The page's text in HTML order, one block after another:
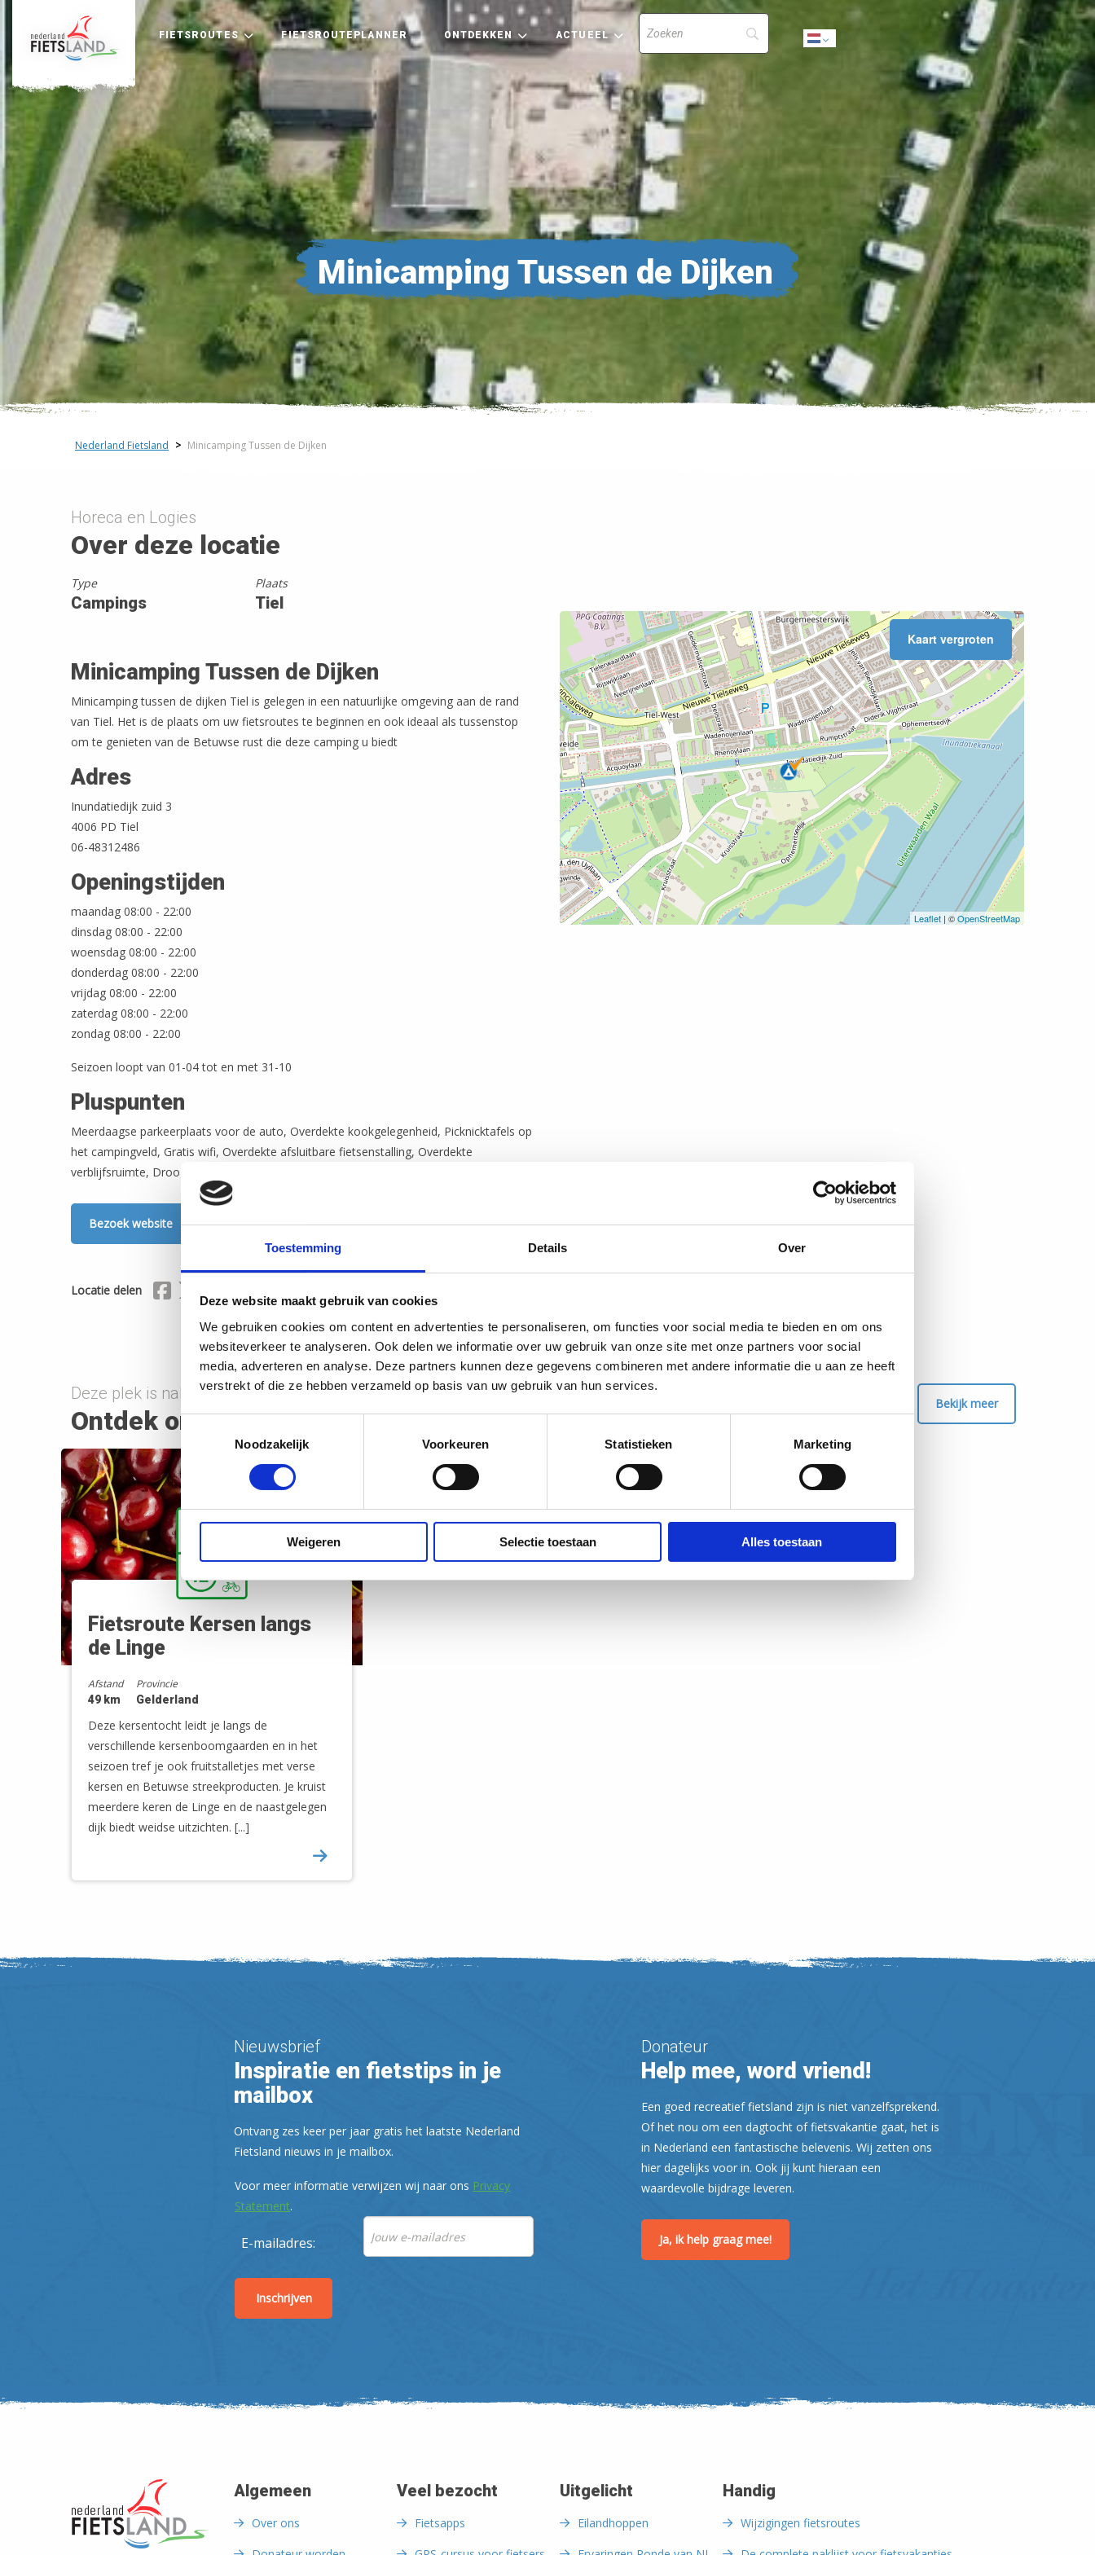
Toestemming Details Over
Deze website maakt gebruik van cookies
We gebruiken cookies om content en advertenties te personaliseren, om functies voor social media te bieden en om ons
websiteverkeer te analyseren. Ook delen we informatie over uw gebruik van onze site met onze partners voor social
media, adverteren en analyse. Deze partners kunnen deze gegevens combineren met andere informatie die u aan ze heeft
verstrekt of die ze hebben verzameld op basis van uw gebruik van hun services.
Noodzakelijk
Voorkeuren Statistieken Marketing
Weigeren Selectie toestaan Alles toestaan
FIETSROUTES FIETSROUTEPLANNER ONTDEKKEN ACTUEEL
Dutch
Minicamping Tussen de Dijken
Nederland Fietsland > Minicamping Tussen de Dijken
Horeca en Logies
Over deze locatie
Type
Campings
Plaats
Tiel
Minicamping Tussen de Dijken
Minicamping tussen de dijken Tiel is gelegen in een natuurlijke omgeving aan de rand
van Tiel. Het is de plaats om uw fietsroutes te beginnen en ook ideaal als tussenstop
om te genieten van de Betuwse rust die deze camping u biedt
Adres
Inundatiedijk zuid 3
4006 PD Tiel
06-48312486
Openingstijden
maandag 08:00 - 22:00
dinsdag 08:00 - 22:00
woensdag 08:00 - 22:00
donderdag 08:00 - 22:00
vrijdag 08:00 - 22:00
zaterdag 08:00 - 22:00
zondag 08:00 - 22:00
Seizoen loopt van 01-04 tot en met 31-10
Pluspunten
Meerdaagse parkeerplaats voor de auto, Overdekte kookgelegenheid, Picknicktafels op
het campingveld, Gratis wifi, Overdekte afsluitbare fietsenstalling, Overdekte
verblijfsruimte, Droogruimte voor natte kleding
Bezoek website
Locatie delen Delen via Facebook
Kaart vergroten
Leaflet | ©OpenStreetMap
Deze plek is nabij onderstaande route(s)
Ontdek onderweg
Bekijk meer
Fietsroute Kersen langs
de Linge
Afstand
49 km
Provincie
Gelderland
Deze kersentocht leidt je langs de
verschillende kersenboomgaarden en in het
seizoen tref je ook fruitstalletjes met verse
kersen en Betuwse streekproducten. Je kruist
meerdere keren de Linge en de naastgelegen
dijk biedt weidse uitzichten. [...]
Nieuwsbrief
Inspiratie en fietstips in je
mailbox
Ontvang zes keer per jaar gratis het laatste Nederland
Fietsland nieuws in je mailbox.
Voor meer informatie verwijzen wij naar ons Privacy
Statement.
E-mailadres:
Donateur
Help mee, word vriend!
Een goed recreatief fietsland zijn is niet vanzelfsprekend.
Of het nou om een dagtocht of fietsvakantie gaat, het is
in Nederland een fantastische belevenis. Wij zetten ons
hier dagelijks voor in. Ook jij kunt hieraan een
waardevolle bijdrage leveren.
Ja, ik help graag mee!
Algemeen
Over ons
Veel bezocht
Fietsapps
Uitgelicht
Eilandhoppen
Handig
Wijzigingen fietsroutes